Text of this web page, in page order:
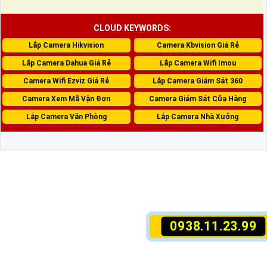
0938.11.23.99
CLOUD KEYWORDS:
Lắp Camera Hikvision Camera Kbvision Giá Rẻ
Lắp Camera Dahua Giá Rẻ Lắp Camera Wifi Imou
Camera Wifi Ezviz Giá Rẻ Lắp Camera Giám Sát 360
Camera Xem Mã Vận Đơn Camera Giám Sát Cửa Hàng
Lắp Camera Văn Phòng Lắp Camera Nhà Xưởng